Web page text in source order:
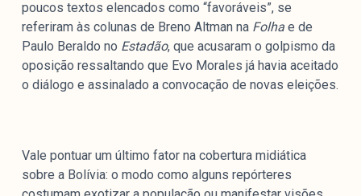
poucos textos elencados como “favoráveis”, se
referiram às colunas de Breno Altman na Folha e de
Paulo Beraldo no Estadão, que acusaram o golpismo da
oposição ressaltando que Evo Morales já havia aceitado
o diálogo e assinalado a convocação de novas eleições.
Vale pontuar um último fator na cobertura midiática
sobre a Bolívia: o modo como alguns repórteres